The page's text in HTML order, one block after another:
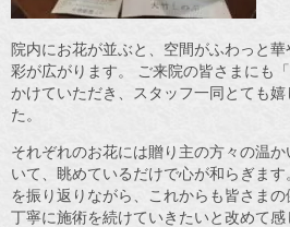
院内にお花が並ぶと、空間がふわっと
彩が広がります。 ご来院の皆さまにも
かけていただき、スタッフ一同とても
た。
それぞれのお花には贈り主の方々の温
いて、眺めているだけで心が和らぎます
を振り返りながら、これからも皆さまの
丁寧に施術を続けていきたいと改めて感